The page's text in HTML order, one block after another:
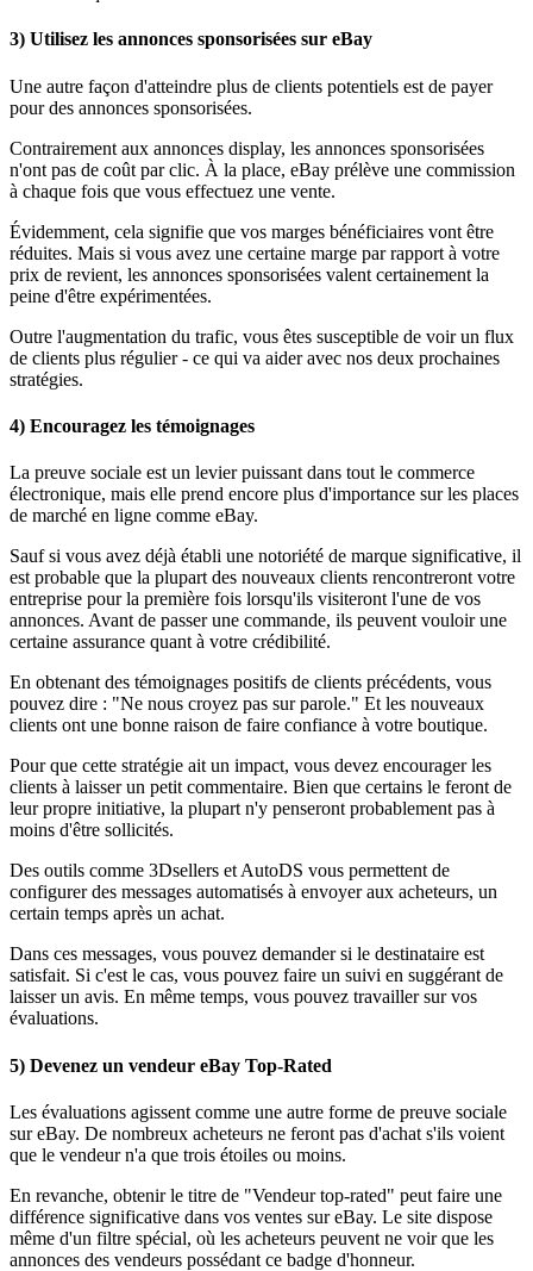
3) Utilisez les annonces sponsorisées sur eBay
Une autre façon d'atteindre plus de clients potentiels est de payer
pour des annonces sponsorisées.
Contrairement aux annonces display, les annonces sponsorisées
n'ont pas de coût par clic. À la place, eBay prélève une commission
à chaque fois que vous effectuez une vente.
Évidemment, cela signifie que vos marges bénéficiaires vont être
réduites. Mais si vous avez une certaine marge par rapport à votre
prix de revient, les annonces sponsorisées valent certainement la
peine d'être expérimentées.
Outre l'augmentation du trafic, vous êtes susceptible de voir un flux
de clients plus régulier - ce qui va aider avec nos deux prochaines
stratégies.
4) Encouragez les témoignages
La preuve sociale est un levier puissant dans tout le commerce
électronique, mais elle prend encore plus d'importance sur les places
de marché en ligne comme eBay.
Sauf si vous avez déjà établi une notoriété de marque significative, il
est probable que la plupart des nouveaux clients rencontreront votre
entreprise pour la première fois lorsqu'ils visiteront l'une de vos
annonces. Avant de passer une commande, ils peuvent vouloir une
certaine assurance quant à votre crédibilité.
En obtenant des témoignages positifs de clients précédents, vous
pouvez dire : "Ne nous croyez pas sur parole." Et les nouveaux
clients ont une bonne raison de faire confiance à votre boutique.
Pour que cette stratégie ait un impact, vous devez encourager les
clients à laisser un petit commentaire. Bien que certains le feront de
leur propre initiative, la plupart n'y penseront probablement pas à
moins d'être sollicités.
Des outils comme 3Dsellers et AutoDS vous permettent de
configurer des messages automatisés à envoyer aux acheteurs, un
certain temps après un achat.
Dans ces messages, vous pouvez demander si le destinataire est
satisfait. Si c'est le cas, vous pouvez faire un suivi en suggérant de
laisser un avis. En même temps, vous pouvez travailler sur vos
évaluations.
5) Devenez un vendeur eBay Top-Rated
Les évaluations agissent comme une autre forme de preuve sociale
sur eBay. De nombreux acheteurs ne feront pas d'achat s'ils voient
que le vendeur n'a que trois étoiles ou moins.
En revanche, obtenir le titre de "Vendeur top-rated" peut faire une
différence significative dans vos ventes sur eBay. Le site dispose
même d'un filtre spécial, où les acheteurs peuvent ne voir que les
annonces des vendeurs possédant ce badge d'honneur.